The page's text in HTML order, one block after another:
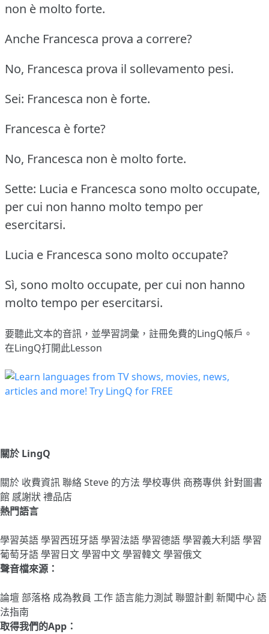
non è molto forte.
Anche Francesca prova a correre?
No, Francesca prova il sollevamento pesi.
Sei: Francesca non è forte.
Francesca è forte?
No, Francesca non è molto forte.
Sette: Lucia e Francesca sono molto occupate,
per cui non hanno molto tempo per
esercitarsi.
Lucia e Francesca sono molto occupate?
Sì, sono molto occupate, per cui non hanno
molto tempo per esercitarsi.
要聽此文本的音訊，並學習詞彙， 註冊免費的LingQ帳戶。
在LingQ打開此Lesson
關於 LingQ
關於 收費資訊聯絡Steve 的方法 學校專供 商務專供 針對圖書
館 感謝狀禮品店
熱門語言
學習英語學習西班牙語學習法語學習德語學習義大利語學習
葡萄牙語學習日文學習中文學習韓文學習俄文
聲音檔來源：
論壇部落格 成為教員 工作語言能力測試聯盟計劃 新聞中心語
法指南
取得我們的App：